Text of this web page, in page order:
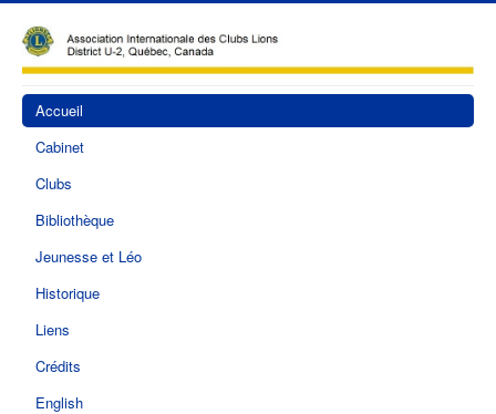
Accueil
Cabinet
Clubs
Bibliothèque
Jeunesse et Léo
Historique
Liens
Crédits
English